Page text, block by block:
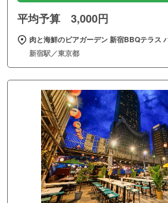
平均予算 3,000円
肉と海鮮のビアガーデン 新宿BBQテラス
新宿駅／東京都